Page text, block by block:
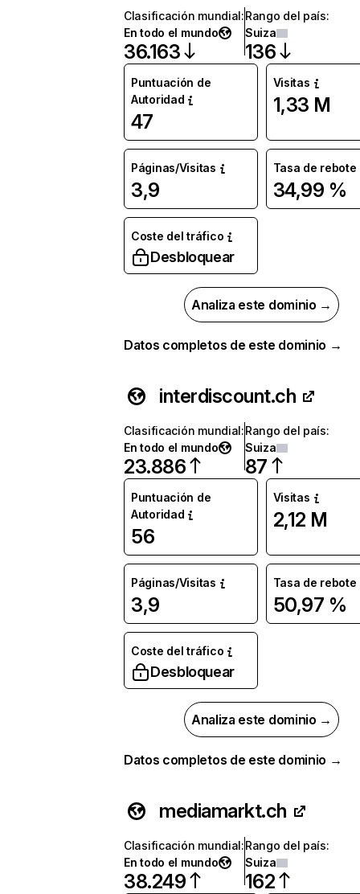
Clasificación mundial:
En todo el mundo
36.163
Rango del país:
Suiza
136
Puntuación de
Autoridad
47
Visitas
1,33 M
Páginas/Visitas
3,9
Tasa de rebote
34,99 %
Coste del tráfico
Desbloquear
Analiza este dominio →
Datos completos de este dominio →
interdiscount.ch
Clasificación mundial:
En todo el mundo
23.886
Rango del país:
Suiza
87
Puntuación de
Autoridad
56
Visitas
2,12 M
Páginas/Visitas
3,9
Tasa de rebote
50,97 %
Coste del tráfico
Desbloquear
Analiza este dominio →
Datos completos de este dominio →
mediamarkt.ch
Clasificación mundial:
En todo el mundo
38.249
Rango del país:
Suiza
162